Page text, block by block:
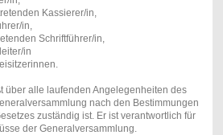
Kassierer/in,
in,
Schriftführer/in,
in
über alle laufenden Angelegenheiten des
nach den Bestimmungen
zuständig ist. Er ist verantwortlich für
der Generalversammlung.